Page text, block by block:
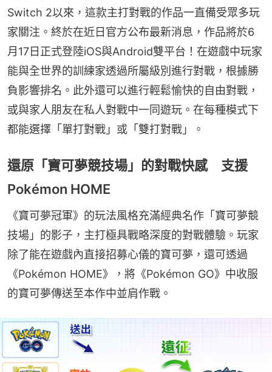
Switch 2以來，這款主打對戰的作品一直備受眾多玩
家關注。終於在近日官方公布最新消息，作品將於6
月17日正式登陸iOS與Android雙平台！在遊戲中玩家
能與全世界的訓練家透過所屬級別進行對戰，根據勝
負影響排名。此外還可以進行輕鬆愉快的自由對戰，
或與家人朋友在私人對戰中一同遊玩。在每種模式下
都能選擇「單打對戰」或「雙打對戰」。
還原「寶可夢競技場」的對戰快感 支援
Pokémon HOME
《寶可夢冠軍》的玩法風格充滿經典名作「寶可夢競
技場」的影子，主打極具戰略深度的對戰體驗。玩家
除了能在遊戲內直接招募心儀的寶可夢，還可透過
《Pokémon HOME》，將《Pokémon GO》中收服
的寶可夢傳送至本作中並肩作戰。